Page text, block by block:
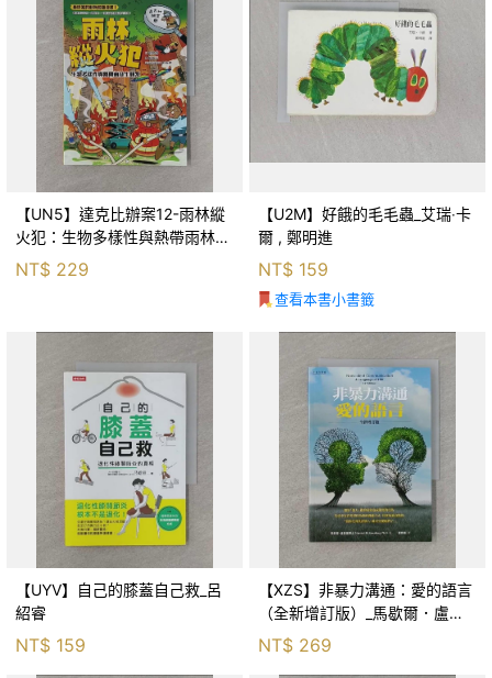
【UN5】達克比辦案12-雨林縱
火犯：生物多樣性與熱帶雨林生
態系_柯智元
NT$ 229
【U2M】好餓的毛毛蟲_艾瑞‧卡
爾 , 鄭明進
NT$ 159
查看本書小書籤
【UYV】自己的膝蓋自己救_呂
紹睿
NT$ 159
【XZS】非暴力溝通：愛的語言
（全新增訂版）_馬歇爾．盧森
堡, 蕭寶森
NT$ 269